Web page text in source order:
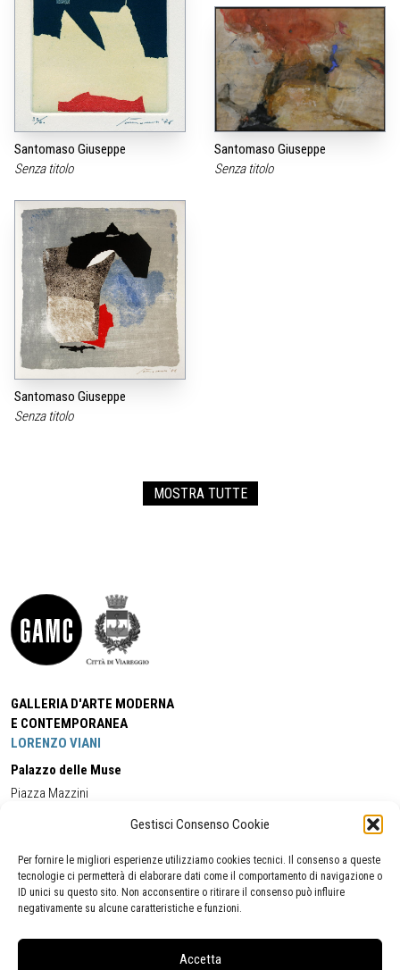
Gestisci Consenso Cookie
Per fornire le migliori esperienze utilizziamo cookies tecnici. Il consenso a queste
tecnologie ci permetterà di elaborare dati come il comportamento di navigazione o
ID unici su questo sito. Non acconsentire o ritirare il consenso può influire
negativamente su alcune caratteristiche e funzioni.
Accetta
Santomaso Giuseppe
Senza titolo
Santomaso Giuseppe
Senza titolo
Santomaso Giuseppe
Senza titolo
MOSTRA TUTTE
GALLERIA D'ARTE MODERNA
E CONTEMPORANEA
LORENZO VIANI
Palazzo delle Muse
Piazza Mazzini
Cell:+39 338 5714978 (orario apertura Galleria)
Tel:
+39 0584 944580
(orario 09.00/13.00)
Email:gamc@comune.viareggio.lu.it
Segnalazione di inaccessibilità